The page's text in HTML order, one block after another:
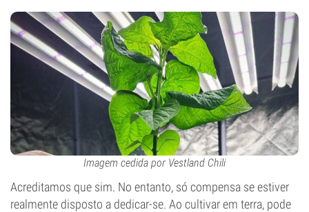
Imagem cedida por Vestland Chili
Acreditamos que sim. No entanto, só compensa se estiver
realmente disposto a dedicar-se. Ao cultivar em terra, pode